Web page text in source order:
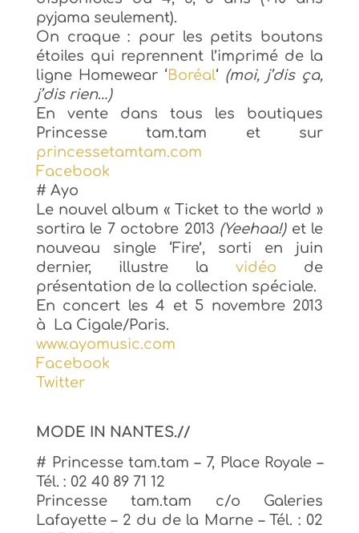
pyjama seulement).
On craque : pour les petits boutons
étoiles qui reprennent l’imprimé de la
ligne Homewear ‘ Boréal‘ (moi, j’dis ça,
j’dis rien…)
En vente dans tous les boutiques
Princesse tam.tam et sur
princessetamtam.com
Facebook
# Ayo
Le nouvel album « Ticket to the world »
sortira le 7 octobre 2013 (Yeehaa!)et le
nouveau single ‘Fire’, sorti en juin
dernier, illustre lavidéo de
présentation de la collection spéciale.
En concert les 4 et 5 novembre 2013
à
La Cigale/Paris.
www.ayomusic.com
Facebook
Twitter
MODE IN NANTES.//
# Princesse tam.tam – 7, Place Royale –
Tél. : 02 40 89 71 12
Princesse tam.tam c/o Galeries
Lafayette – 2 du de la Marne – Tél. : 02